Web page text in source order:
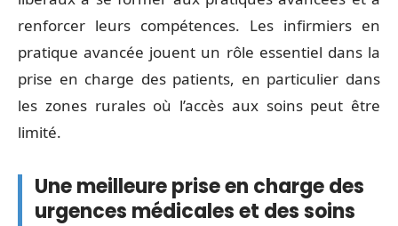
renforcer leurs compétences. Les infirmiers en
pratique avancée jouent un rôle essentiel dans la
prise en charge des patients, en particulier dans
les zones rurales où l’accès aux soins peut être
limité.
Une meilleure prise en charge des
urgences médicales et des soins